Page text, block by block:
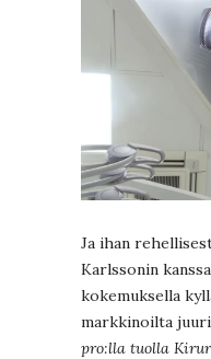
Ja ihan
Karlssonin
kokemuksella
markkinoilta juuri
pro:lla tuolla